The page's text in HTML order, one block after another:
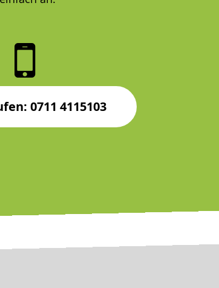
0711 4115103